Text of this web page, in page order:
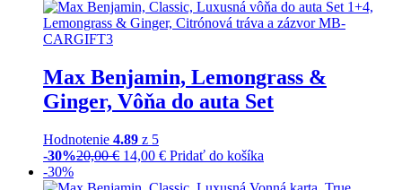
Max Benjamin, Lemongrass &
Ginger, Vôňa do auta Set
Hodnotenie 4.89 z 5
-30%20,00€ 14,00 € Pridať do košíka
-30%